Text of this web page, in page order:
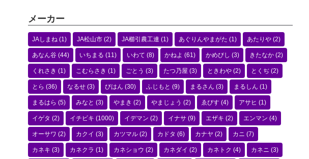
メーカー
JAしまね (1) JA松山市 (2) JA櫛引農工連 (1) あぐりんやまがた (1) あたりや (2)
あなん谷 (44) いちまる (11) いわて (8) かねよ (61) かめびし (3) きたなか (2)
くれさき (1) こむらさき (1) ごとう (3) たつ乃屋 (3) ときわや (2) とくぢ (2)
とら (36) なるせ (3) びはん (30) ふじもと (9) まるさん (3) まるしん (1)
まるはら (5) みなと (3) やまき (2) やまじょう (2) ゑびす (4) アサヒ (1)
イゲタ (2) イチビキ (1000) イデマン (2) イナサ (9) エザキ (2) エンマン (4)
オーサワ (2) カクイ (3) カツマル (2) カドタ (6) カナヤ (2) カニ (7)
カネキ (3) カネクラ (1) カネショウ (2) カネダイ (2) カネトク (4) カネニ (3)